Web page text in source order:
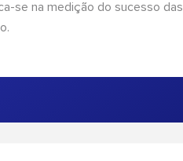
se na medição do sucesso das